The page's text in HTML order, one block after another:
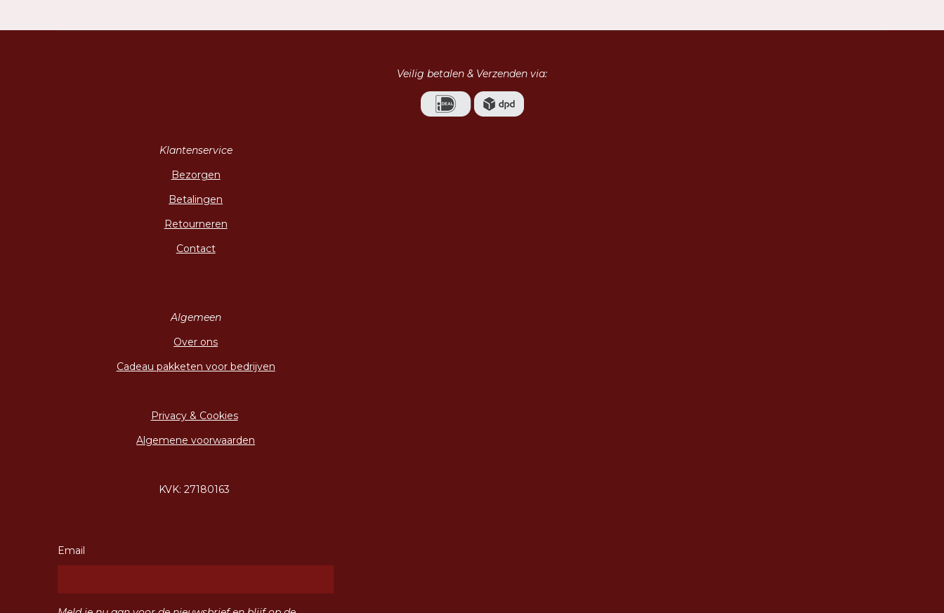
Veilig betalen & Verzenden via:
Klantenservice
Bezorgen
Betalingen
Retourneren
Contact
Algemeen
Over ons
Cadeau pakketen voor bedrijven
Privacy & Cookies
Algemene voorwaarden
KVK: 27180163
Email